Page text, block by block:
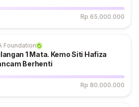
Rp 65.000.000
Foundation
1 Mata. Kemo Siti Hafiza
Berhenti
Rp 80.000.000